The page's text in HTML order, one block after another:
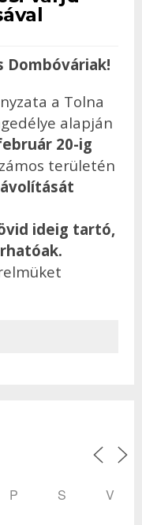
Dombóváriak!
a Tolna
alapján
20-ig
területén
ideig tartó,
P S V